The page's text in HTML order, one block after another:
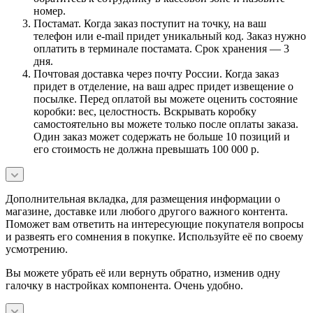
номер.
Постамат. Когда заказ поступит на точку, на ваш
телефон или e-mail придет уникальный код. Заказ нужно
оплатить в терминале постамата. Срок хранения — 3
дня.
Почтовая доставка через почту России. Когда заказ
придет в отделение, на ваш адрес придет извещение о
посылке. Перед оплатой вы можете оценить состояние
коробки: вес, целостность. Вскрывать коробку
самостоятельно вы можете только после оплаты заказа.
Один заказ может содержать не больше 10 позиций и
его стоимость не должна превышать 100 000 р.
Дополнительная вкладка, для размещения информации о
магазине, доставке или любого другого важного контента.
Поможет вам ответить на интересующие покупателя вопросы
и развеять его сомнения в покупке. Используйте её по своему
усмотрению.
Вы можете убрать её или вернуть обратно, изменив одну
галочку в настройках компонента. Очень удобно.